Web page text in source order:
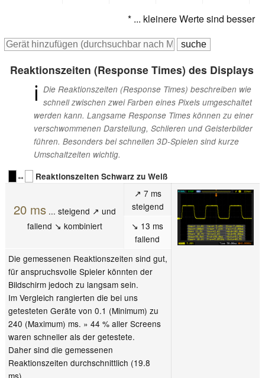
* ... kleinere Werte sind besser
Reaktionszeiten (Response Times) des Displays
ℹ Die Reaktionszeiten (Response Times) beschreiben wie
schnell zwischen zwei Farben eines Pixels umgeschaltet
werden kann. Langsame Response Times können zu einer
verschwommenen Darstellung, Schlieren und Geisterbilder
führen. Besonders bei schnellen 3D-Spielen sind kurze
Umschaltzeiten wichtig.
↔
Reaktionszeiten Schwarz zu Weiß
20 ms... steigend ↗ und
fallend ↘ kombiniert
↗ 7 ms
steigend
↘ 13 ms
fallend
Die gemessenen Reaktionszeiten sind gut,
für anspruchsvolle Spieler könnten der
Bildschirm jedoch zu langsam sein.
Im Vergleich rangierten die bei uns
getesteten Geräte von 0.1 (Minimum) zu
240 (Maximum) ms. » 44 % aller Screens
waren schneller als der getestete.
Daher sind die gemessenen
Reaktionszeiten durchschnittlich (19.8